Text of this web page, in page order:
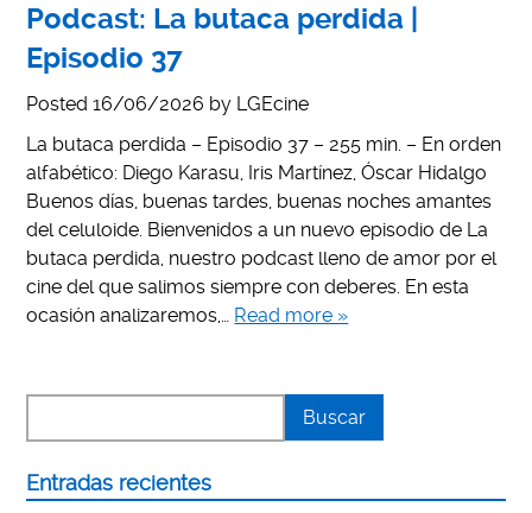
Podcast: La butaca perdida |
Episodio 37
Posted16/06/2026 by LGEcine
La butaca perdida – Episodio 37 – 255 min. – En orden
alfabético: Diego Karasu, Iris Martínez, Óscar Hidalgo
Buenos días, buenas tardes, buenas noches amantes
del celuloide. Bienvenidos a un nuevo episodio de La
butaca perdida, nuestro podcast lleno de amor por el
cine del que salimos siempre con deberes. En esta
ocasión analizaremos,… Read more »
Entradas recientes